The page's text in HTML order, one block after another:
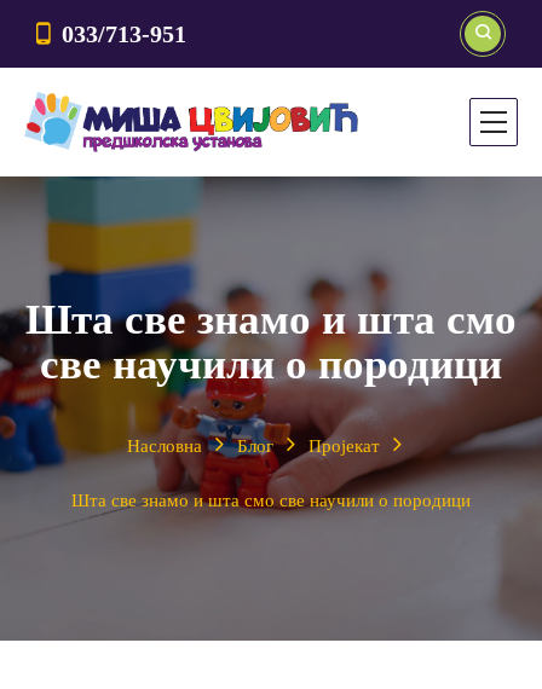
033/713-951
Шта све знамо и шта смо
све научили о породици
Насловна Блог Пројекат
Шта све знамо и шта смо све научили о породици